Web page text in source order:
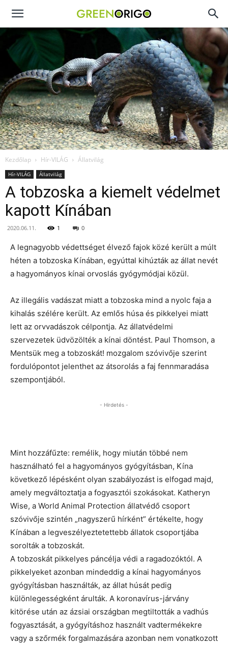
Green
Origo
portál
Kezdőlap Hír-VILÁG Állatvilág
Hír-VILÁG Állatvilág
A tobzoska a kiemelt védelmet
kapott Kínában
2020.06.11. 1 0
A legnagyobb védettséget élvező fajok közé került a múlt
héten a tobzoska Kínában, egyúttal kihúzták az állat nevét
a hagyományos kínai orvoslás gyógymódjai közül.
Az illegális vadászat miatt a tobzoska mind a nyolc faja a
kihalás szélére került. Az emlős húsa és pikkelyei miatt
lett az orvvadászok célpontja. Az állatvédelmi
szervezetek üdvözölték a kínai döntést. Paul Thomson, a
Mentsük meg a tobzoskát! mozgalom szóvivője szerint
fordulópontot jelenthet az átsorolás a faj fennmaradása
szempontjából.
- Hirdetés -
Mint hozzáfűzte: remélik, hogy miután többé nem
használható fel a hagyományos gyógyításban, Kína
következő lépésként olyan szabályozást is elfogad majd,
amely megváltoztatja a fogyasztói szokásokat. Katheryn
Wise, a World Animal Protection állatvédő csoport
szóvivője szintén „nagyszerű hírként” értékelte, hogy
Kínában a legveszélyeztetettebb állatok csoportjába
sorolták a tobzoskát.
A tobzoskát pikkelyes páncélja védi a ragadozóktól. A
pikkelyeket azonban mindeddig a kínai hagyományos
gyógyításban használták, az állat húsát pedig
különlegességként árulták. A koronavírus-járvány
kitörése után az ázsiai országban megtiltották a vadhús
fogyasztását, a gyógyításhoz használt vadtermékekre
vagy a szőrmék forgalmazására azonban nem vonatkozott